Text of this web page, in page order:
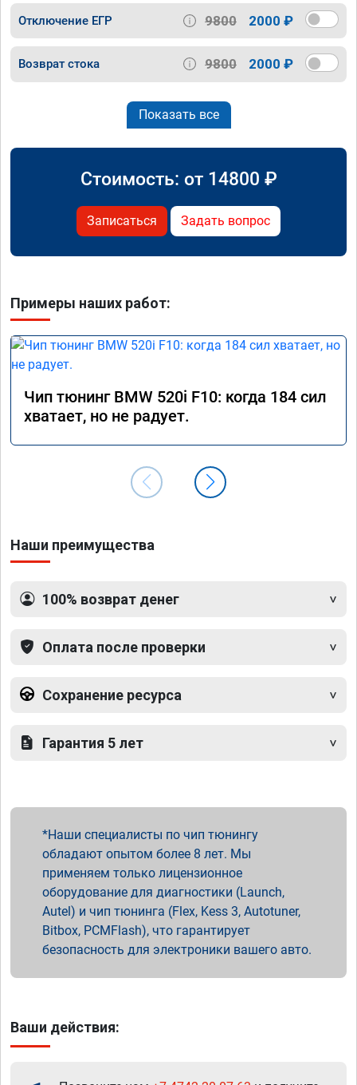
Отключение ЕГР 9800 2000 ₽
Возврат стока 9800 2000 ₽
Показать все
Стоимость: от 14800 ₽
Записаться Задать вопрос
Примеры наших работ:
Чип тюнинг BMW 520i F10: когда 184 сил
хватает, но не радует.
Наши преимущества
100% возврат денег
Оплата после проверки
Сохранение ресурса
Гарантия 5 лет
Наши специалисты по чип тюнингу
обладают опытом более 8 лет. Мы
применяем только лицензионное
оборудование для диагностики (Launch,
Autel) и чип тюнинга (Flex, Kess 3, Autotuner,
Bitbox, PCMFlash), что гарантирует
безопасность для электроники вашего авто.
Ваши действия: